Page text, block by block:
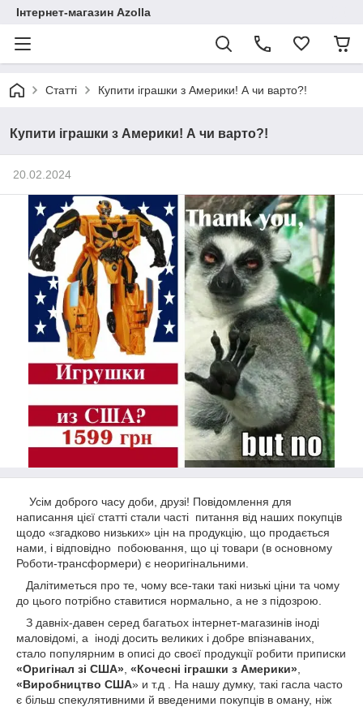
Інтернет-магазин Azolla
Статті Купити іграшки з Америки! А чи варто?!
Купити іграшки з Америки! А чи варто?!
20.02.2024
Усім доброго часу доби, друзі! Повідомлення для
написання цієї статті стали часті питання від наших покупців
щодо «згадково низьких» цін на продукцію, що продається
нами, і відповідно побоювання, що ці товари (в основному
Роботи-трансформери) є неоригінальними.
Далітиметься про те, чому все-таки такі низькі ціни та чому
до цього потрібно ставитися нормально, а не з підозрою.
З давніх-давен серед багатьох інтернет-магазинів іноді
маловідомі, а іноді досить великих і добре впізнаваних,
стало популярним в описі до своєї продукції робити приписки
«Оригінал зі США» «Кочесні іграшки з Америки»
«Виробництво США» и т.д . На нашу думку, такі гасла часто
є більш спекулятивними й введеними покупців в оману, ніж